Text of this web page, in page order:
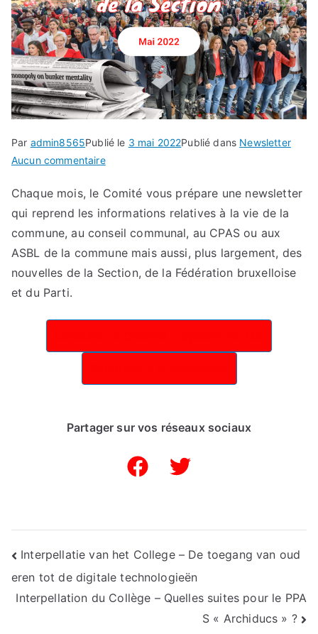
Par admin8565Publié le 3 mai 2022Publié dans Newsletter
Aucun commentairesur
Courrier
–
Spécial
1er
Chaque mois, le Comité vous prépare une newsletter
qui reprend les informations relatives à la vie de la
commune, au conseil communal, au CPAS ou aux
ASBL de la commune mais aussi, plus largement, des
nouvelles de la Section, de la Fédération bruxelloise
et du Parti.
Partager sur vos réseaux sociaux
Navigation
de
Interpellatie van het College – De toegang van oud
eren tot de digitale technologieën
Interpellation du Collège – Quelles suites pour le PPA
S « Archiducs » ?